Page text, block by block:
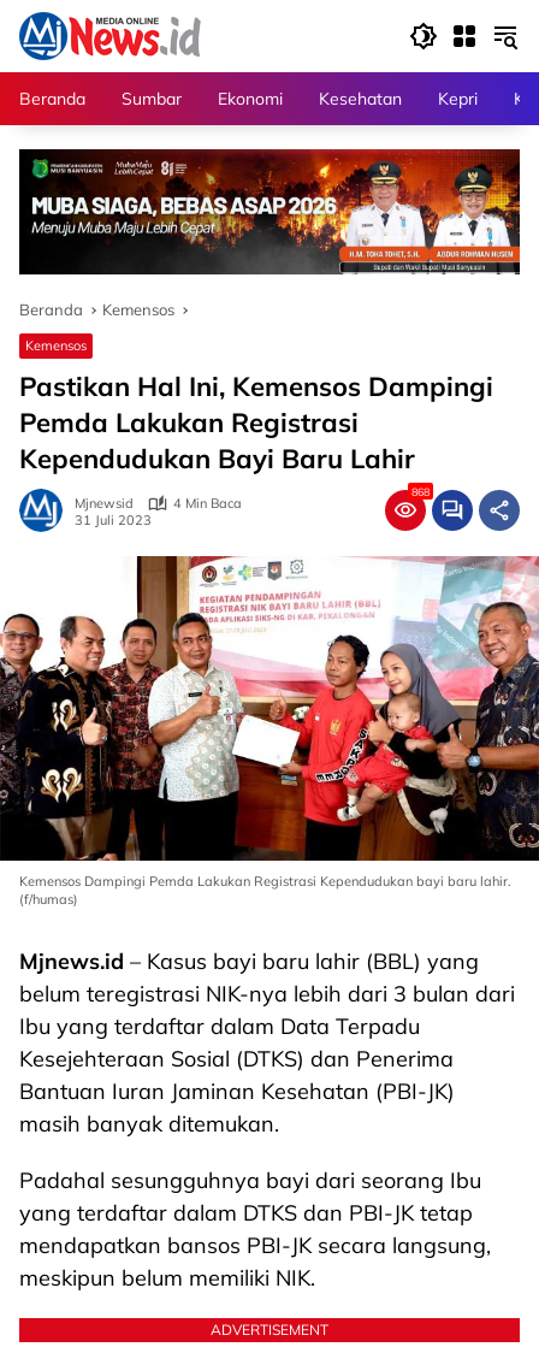
Langsung
konten
Beranda
Sumbar Ekonomi Kesehatan Kepri
Beranda Kemensos
Kemensos
Pastikan Hal Ini, Kemensos Dampingi
Pemda Lakukan Registrasi
Kependudukan Bayi Baru Lahir
Mjnewsid
4 Min Baca
31 Juli 2023
868
Kemensos Dampingi Pemda Lakukan Registrasi Kependudukan bayi baru lahir.
(f/humas)
Mjnews.id – Kasus bayi baru lahir (BBL) yang
belum teregistrasi NIK-nya lebih dari 3 bulan dari
Ibu yang terdaftar dalam Data Terpadu
Kesejehteraan Sosial (DTKS) dan Penerima
Bantuan Iuran Jaminan Kesehatan (PBI-JK)
masih banyak ditemukan.
Padahal sesungguhnya bayi dari seorang Ibu
yang terdaftar dalam DTKS dan PBI-JK tetap
mendapatkan bansos PBI-JK secara langsung,
meskipun belum memiliki NIK.
ADVERTISEMENT